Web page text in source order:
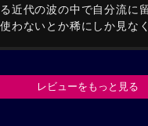
る近代の波の中で自分流に
使わないとか稀にしか見な
レビューをもっと見る